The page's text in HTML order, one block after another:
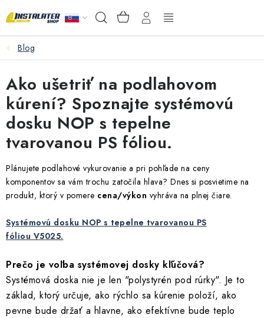
na
Hľadať NÁKUPNÝ
KOŠÍK
Inštalačný materiál
Podlahové kúrenie
Meranie a regulácia
Kúrenie a chladenie
Komíny a dymovody
VEĽKOOBCHOD
AKO VYBRAŤ?
PREDAJŇA - RAKOVÁ
Blog
Ako ušetriť na podlahovom
kúrení? Spoznajte systémovú
dosku NOP s tepelne
tvarovanou PS fóliou.
Plánujete podlahové vykurovanie a pri pohľade na ceny
komponentov sa vám trochu zatočila hlava? Dnes si posvietime na
produkt, ktorý v pomere cena/výkon vyhráva na plnej čiare.
Systémovú dosku NOP s tepelne tvarovanou PS
fóliou V5025.
Prečo je voľba systémovej dosky kľúčová?
Systémová doska nie je len "polystyrén pod rúrky". Je to
základ, ktorý určuje, ako rýchlo sa kúrenie položí, ako
pevne bude držať a hlavne, ako efektívne bude teplo